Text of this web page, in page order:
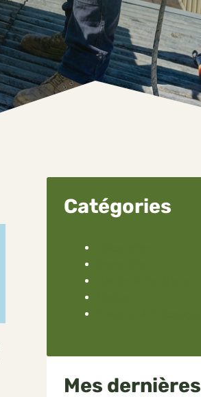
Catégories
Mes dernières